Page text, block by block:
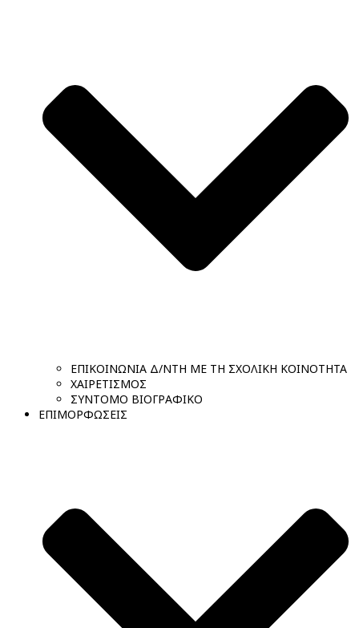
ΕΠΙΚΟΙΝΩΝΙΑ Δ/ΝΤΗ ΜΕ ΤΗ ΣΧΟΛΙΚΗ ΚΟΙΝΟΤΗΤΑ
ΧΑΙΡΕΤΙΣΜΟΣ
ΣΥΝΤΟΜΟ ΒΙΟΓΡΑΦΙΚΟ
ΕΠΙΜΟΡΦΩΣΕΙΣ